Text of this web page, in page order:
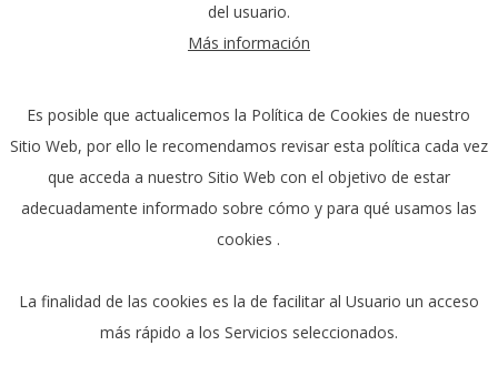
del usuario.
Más información
Es posible que actualicemos la Política de Cookies de nuestro
Sitio Web, por ello le recomendamos revisar esta política cada vez
que acceda a nuestro Sitio Web con el objetivo de estar
adecuadamente informado sobre cómo y para qué usamos las
cookies .
La finalidad de las cookies es la de facilitar al Usuario un acceso
más rápido a los Servicios seleccionados.